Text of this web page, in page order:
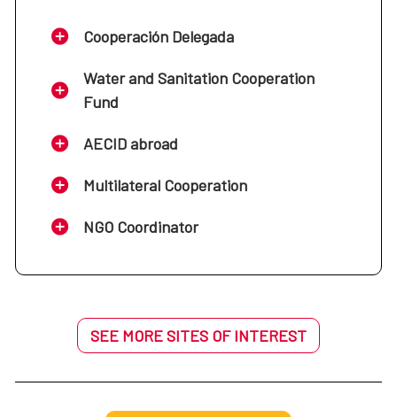
Cooperación Delegada
Water and Sanitation Cooperation
Fund
AECID abroad
Multilateral Cooperation
NGO Coordinator
SEE MORE SITES OF INTEREST